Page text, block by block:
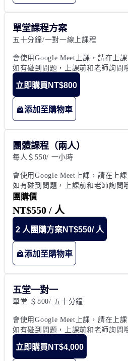
單堂課程方案
五十分鐘/一對一線上課程
會使用Google Meet上課，請在上
如有碰到問題，上課前和老師詢問
立即購買 NT$800
添加至購物車
團體課程（兩人）
每人＄550/ 一小時
會使用Google Meet上課，請在上
如有碰到問題，上課前和老師詢問
團購價
NT$550 / 人
2 人團購方案NT$550/ 人
添加至購物車
五堂一對一
單堂 ＄800/ 五十分鐘
會使用Google Meet上課，請在上
如有碰到問題，上課前和老師詢問
立即購買 NT$4,000